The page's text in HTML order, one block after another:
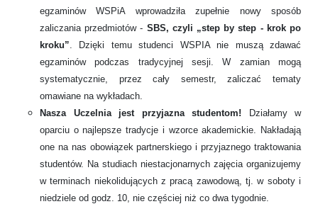
egzaminów WSPiA wprowadziła zupełnie nowy sposób
zaliczania przedmiotów - SBS, czyli „step by step - krok po
kroku”. Dzięki temu studenci WSPIA nie muszą zdawać
egzaminów podczas tradycyjnej sesji. W zamian mogą
systematycznie, przez cały semestr, zaliczać tematy
omawiane na wykładach.
Nasza Uczelnia jest przyjazna studentom! Działamy w
oparciu o najlepsze tradycje i wzorce akademickie. Nakładają
one na nas obowiązek partnerskiego i przyjaznego traktowania
studentów. Na studiach niestacjonarnych zajęcia organizujemy
w terminach niekolidujących z pracą zawodową, tj. w soboty i
niedziele od godz. 10, nie częściej niż co dwa tygodnie.